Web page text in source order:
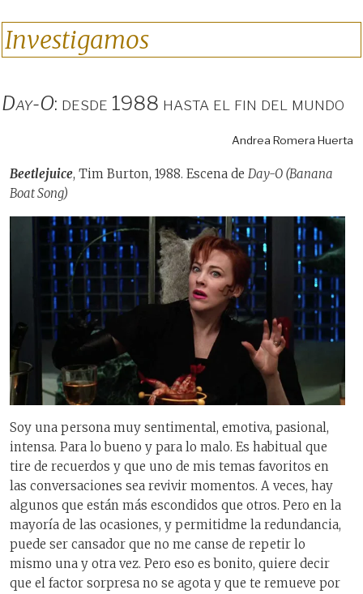
Investigamos
Day-O: desde 1988 hasta el fin del mundo
Andrea Romera Huerta
Beetlejuice, Tim Burton, 1988. Escena de Day-O (Banana
Boat Song)
Soy una persona muy sentimental, emotiva, pasional,
intensa. Para lo bueno y para lo malo. Es habitual que
tire de recuerdos y que uno de mis temas favoritos en
las conversaciones sea revivir momentos. A veces, hay
algunos que están más escondidos que otros. Pero en la
mayoría de las ocasiones, y permitidme la redundancia,
puede ser cansador que no me canse de repetir lo
mismo una y otra vez. Pero eso es bonito, quiere decir
que el factor sorpresa no se agota y que te remueve por